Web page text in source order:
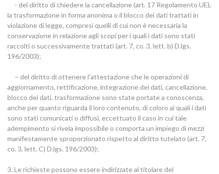
- del diritto di chiedere la cancellazione (art. 17 Regolamento UE),
la trasformazione in forma anonima o il blocco dei dati trattati in
violazione di legge, compresi quelli di cui non è necessaria la
conservazione in relazione agli scopi per i quali i dati sono stati
raccolti o successivamente trattati (art. 7, co. 3, lett. b) D.lgs.
196/2003);
– del diritto di ottenere l'attestazione che le operazioni di
aggiornamento, rettificazione, integrazione dei dati, cancellazione,
blocco dei dati, trasformazione sono state portate a conoscenza,
anche per quanto riguarda il loro contenuto, di coloro ai quali i dati
sono stati comunicati o diffusi, eccettuato il caso in cui tale
adempimento si rivela impossibile o comporta un impiego di mezzi
manifestamente sproporzionato rispetto al diritto tutelato (art. 7,
co. 3, lett. C) D.lgs. 196/2003);
3. Le richieste possono essere indirizzate al titolare del